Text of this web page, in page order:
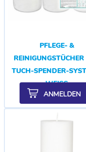
PFLEGE- &
REINIGUNGSTÜCHER
TUCH-SPENDER-
WEISS
ANMELDEN